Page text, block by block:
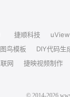
捷顺科技
uView
图鸟模板
DIY代码生
网 捷映视频制作
© 2014-2026